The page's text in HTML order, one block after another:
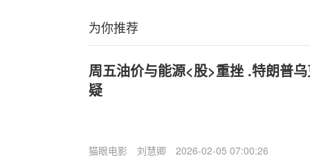
为你推荐
周五油价与能源<股>重挫 .特朗普
疑
猫眼电影 刘慧卿 2026-02-05 07:00:26